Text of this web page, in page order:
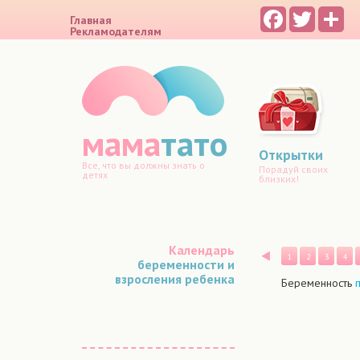
Главная
Рекламодателям
FacebookTwitter
маматато
Все, что вы должны знать о
детях
Открытки
Порадуй своих
близких!
Календарь
беременности и
взросления ребенка
Назад
1 2 3 4
Беременность